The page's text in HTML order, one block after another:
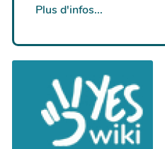
Plus d'infos...